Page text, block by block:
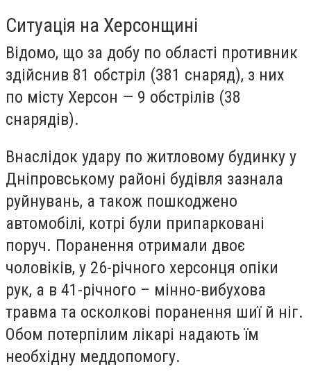
Ситуація на Херсонщині
Відомо, що за добу по області противник
здійснив 81 обстріл (381 снаряд), з них
по місту Херсон — 9 обстрілів (38
снарядів).
Внаслідок удару по житловому будинку у
Дніпровському районі будівля зазнала
руйнувань, а також пошкоджено
автомобілі, котрі були припарковані
поруч. Поранення отримали двоє
чоловіків, у 26-річного херсонця опіки
рук, а в 41-річного – мінно-вибухова
травма та осколкові поранення шиї й ніг.
Обом потерпілим лікарі надають їм
необхідну меддопомогу.